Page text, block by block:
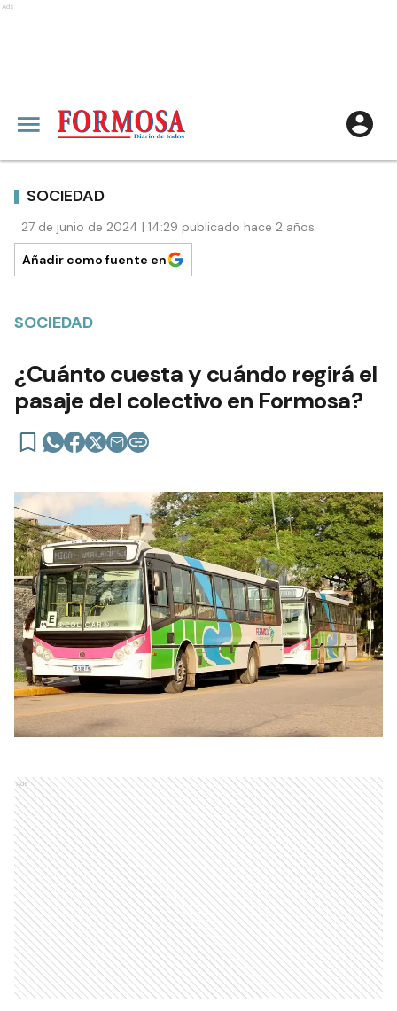
Ads
SOCIEDAD
27 de junio de 2024 | 14:29 publicado hace 2 años
Añadir como fuente en
SOCIEDAD
¿Cuánto cuesta y cuándo regirá el
pasaje del colectivo en Formosa?
Ads